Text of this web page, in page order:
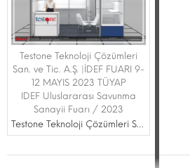
Testone Teknoloji Çözümleri
San. ve Tic. A.Ş. |İDEF FUARI 9-
12 MAYIS 2023 TÜYAP
IDEF Uluslararası Savunma
Sanayii Fuarı / 2023
Testone Teknoloji Çözümleri San. ve Tic. A.Ş.